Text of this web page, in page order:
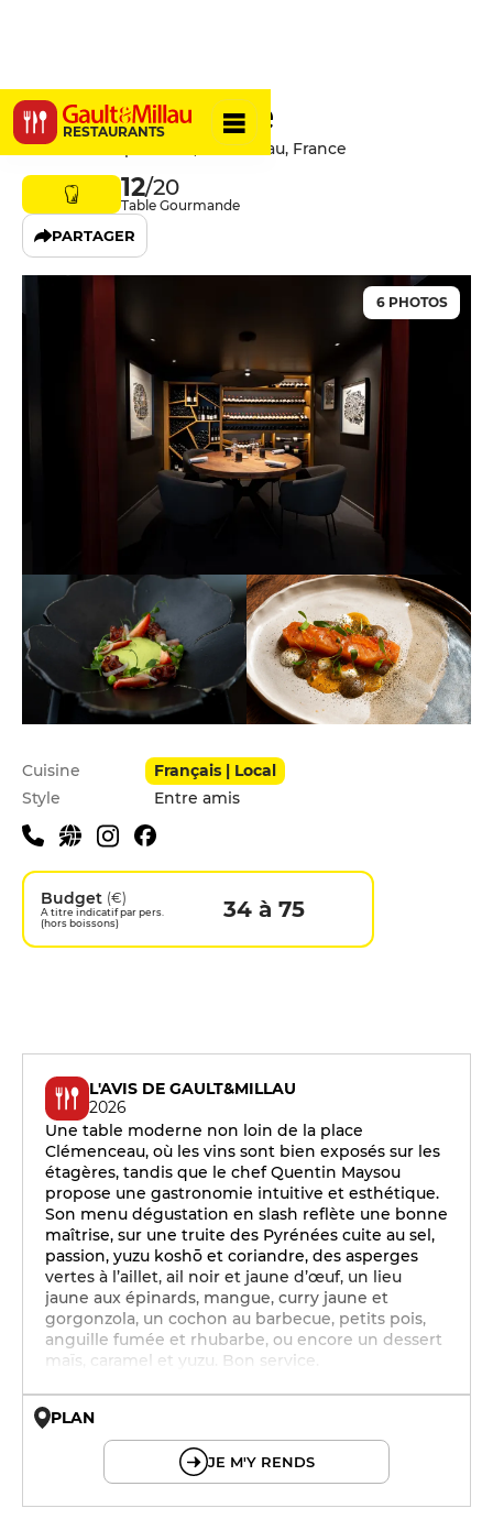
RESTAURANTS
L'Interprète
8 Rue des Orphelines, 64000 Pau, France
12/20
Table Gourmande
PARTAGER
6 PHOTOS
Infos pratiques
Cuisine
Français | Local
Style
Entre amis
Budget (€)
A titre indicatif par pers.
(hors boissons)
34 à 75
L'AVIS DE GAULT&MILLAU
2026
Une table moderne non loin de la place
Clémenceau, où les vins sont bien exposés sur les
étagères, tandis que le chef Quentin Maysou
propose une gastronomie intuitive et esthétique.
Son menu dégustation en slash reflète une bonne
maîtrise, sur une truite des Pyrénées cuite au sel,
passion, yuzu koshō et coriandre, des asperges
vertes à l’aillet, ail noir et jaune d’œuf, un lieu
jaune aux épinards, mangue, curry jaune et
gorgonzola, un cochon au barbecue, petits pois,
anguille fumée et rhubarbe, ou encore un dessert
maïs, caramel et yuzu. Bon service.
PLAN
JE M'Y RENDS